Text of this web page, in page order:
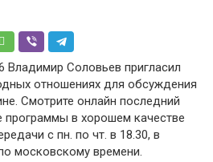
Владимир Соловьев пригласил
отношениях для обсуждения
Смотрите онлайн последний
в хорошем качестве
с пн. по чт. в 18.30, в
московскому времени.